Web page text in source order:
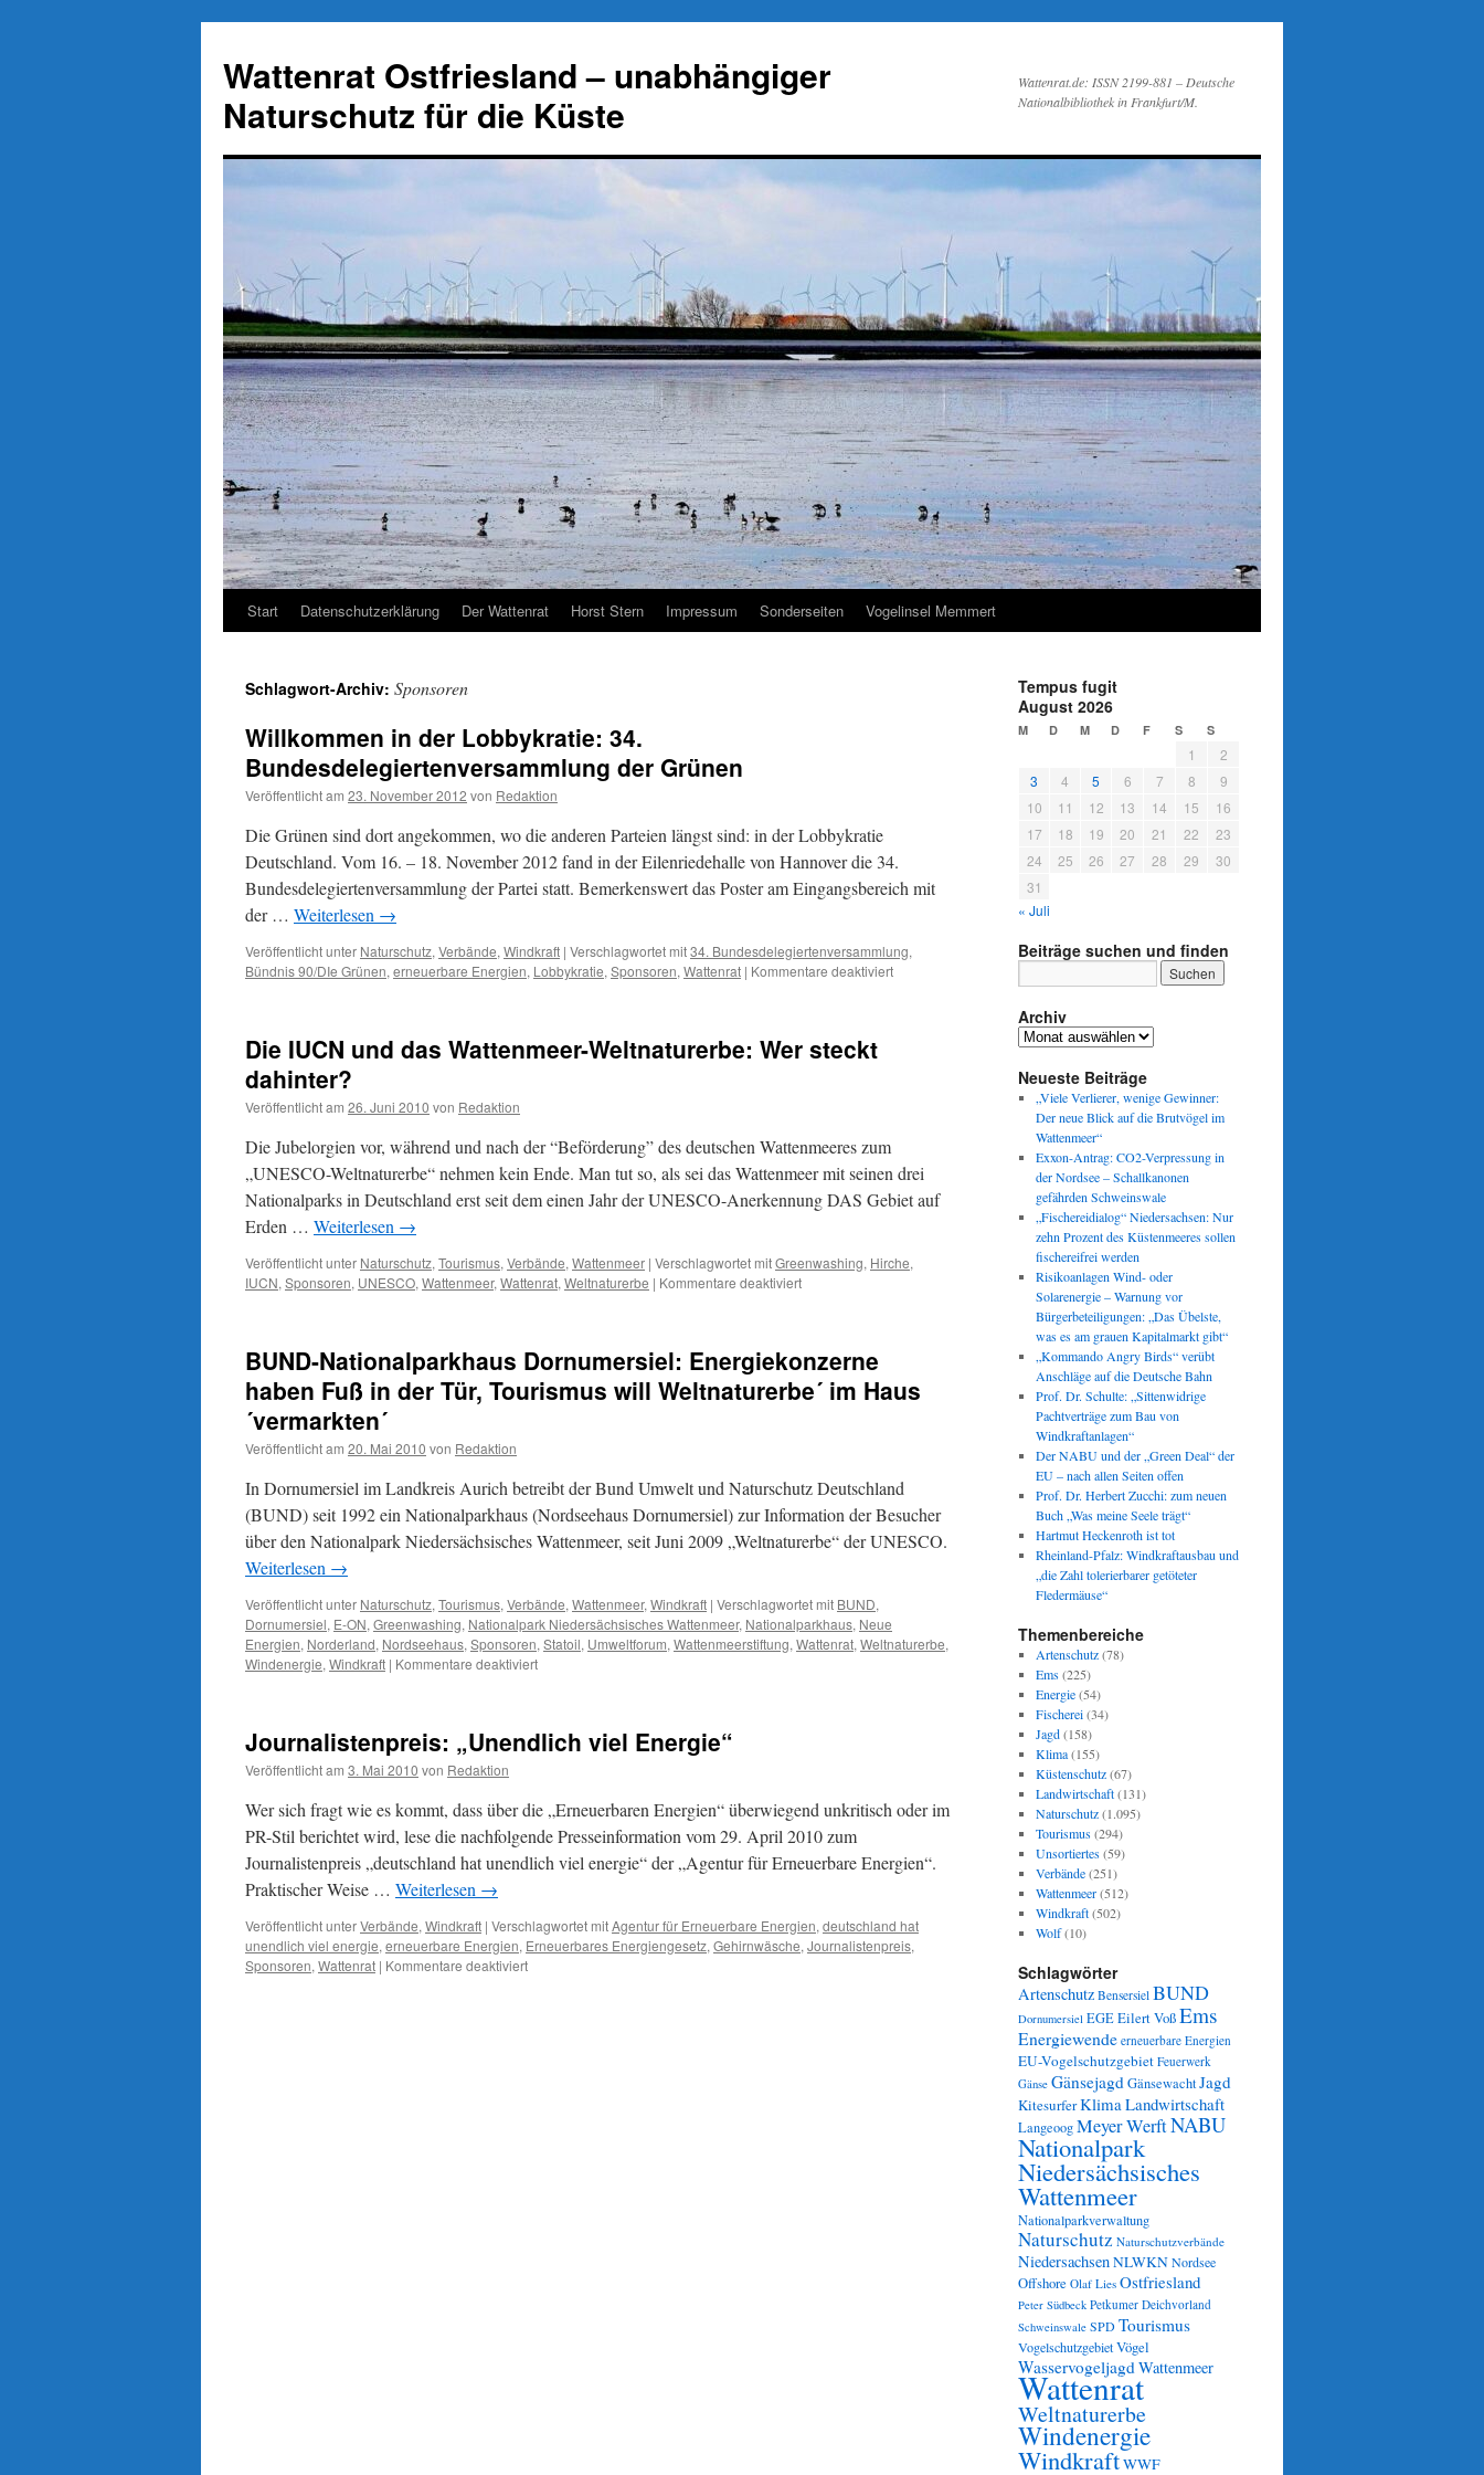
springen
Wattenrat Ostfriesland – unabhängiger
Naturschutz für die Küste
Wattenrat.de: ISSN 2199-881 – Deutsche
Nationalbibliothek in Frankfurt/M.
Start Datenschutzerklärung Der Wattenrat Horst Stern Impressum Sonderseiten Vogelinsel Memmert
Schlagwort-Archiv: Sponsoren
Willkommen in der Lobbykratie: 34.
Bundesdelegiertenversammlung der Grünen
Veröffentlicht am 23. November 2012 von Redaktion
Die Grünen sind dort angekommen, wo die anderen Parteien längst sind: in der Lobbykratie
Deutschland. Vom 16. – 18. November 2012 fand in der Eilenriedehalle von Hannover die 34.
Bundesdelegiertenversammlung der Partei statt. Bemerkenswert das Poster am Eingangsbereich mit
der … Weiterlesen →
Veröffentlicht unter Naturschutz, Verbände, Windkraft | Verschlagwortet mit34. Bundesdelegiertenversammlung,
Bündnis 90/DIe Grünen, erneuerbare Energien, Lobbykratie, Sponsoren, Wattenrat | Kommentare deaktiviertfür
Bundesdelegiertenversammlung
Die IUCN und das Wattenmeer-Weltnaturerbe: Wer steckt
dahinter?
Veröffentlicht am 26. Juni 2010 von Redaktion
Die Jubelorgien vor, während und nach der “Beförderung” des deutschen Wattenmeeres zum
„UNESCO-Weltnaturerbe“ nehmen kein Ende. Man tut so, als sei das Wattenmeer mit seinen drei
Nationalparks in Deutschland erst seit dem einen Jahr der UNESCO-Anerkennung DAS Gebiet auf
Erden … Weiterlesen →
Veröffentlicht unter Naturschutz, Tourismus, Verbände, Wattenmeer | Verschlagwortet mitGreenwashing, Hirche,
IUCN, Sponsoren, UNESCO, Wattenmeer, Wattenrat, Weltnaturerbe | Kommentare deaktiviertfür
das
Wattenmeer-
Weltnaturerbe:
BUND-Nationalparkhaus Dornumersiel: Energiekonzerne
haben Fuß in der Tür, Tourismus will Weltnaturerbe´ im Haus
´vermarkten´
Veröffentlicht am 20. Mai 2010 von Redaktion
In Dornumersiel im Landkreis Aurich betreibt der Bund Umwelt und Naturschutz Deutschland
(BUND) seit 1992 ein Nationalparkhaus (Nordseehaus Dornumersiel) zur Information der Besucher
über den Nationalpark Niedersächsisches Wattenmeer, seit Juni 2009 „Weltnaturerbe“ der UNESCO.
Weiterlesen →
Veröffentlicht unter Naturschutz, Tourismus, Verbände, Wattenmeer, Windkraft | Verschlagwortet mit BUND,
Dornumersiel, E-ON, Greenwashing, Nationalpark Niedersächsisches Wattenmeer, Nationalparkhaus, Neue
Energien, Norderland, Nordseehaus, Sponsoren, Statoil, Umweltforum, Wattenmeerstiftung, Wattenrat, Weltnaturerbe,
Windenergie, Windkraft | Kommentare deaktiviertfür
Energiekonzerne
der
Tür,
Tourismus
´
im
Journalistenpreis: „Unendlich viel Energie“
Veröffentlicht am 3. Mai 2010 von Redaktion
Wer sich fragt wie es kommt, dass über die „Erneuerbaren Energien“ überwiegend unkritisch oder im
PR-Stil berichtet wird, lese die nachfolgende Presseinformation vom 29. April 2010 zum
Journalistenpreis „deutschland hat unendlich viel energie“ der „Agentur für Erneuerbare Energien“.
Praktischer Weise … Weiterlesen →
Veröffentlicht unterVerbände, Windkraft | Verschlagwortet mitAgentur für Erneuerbare Energien, deutschland hat
unendlich viel energie, erneuerbare Energien, Erneuerbares Energiengesetz, Gehirnwäsche, Journalistenpreis,
Sponsoren, Wattenrat | Kommentare deaktiviertfür
Tempus fugit
August 2026
M D M D F S S
1
2
3
4 5 6 7 8
9
10
11 12 13 14 15
16
17
18 19 20 21 22
23
24
25 26 27 28 29
30
31
« Juli
Beiträge suchen und finden
Archiv
Archiv
Neueste Beiträge
„Viele Verlierer, wenige Gewinner:
Der neue Blick auf die Brutvögel im
Wattenmeer“
Exxon-Antrag: CO2-Verpressung in
der Nordsee – Schallkanonen
gefährden Schweinswale
„Fischereidialog“ Niedersachsen: Nur
zehn Prozent des Küstenmeeres sollen
fischereifrei werden
Risikoanlagen Wind- oder
Solarenergie – Warnung vor
Bürgerbeteiligungen: „Das Übelste,
was es am grauen Kapitalmarkt gibt“
„Kommando Angry Birds“ verübt
Anschläge auf die Deutsche Bahn
Prof. Dr. Schulte: „Sittenwidrige
Pachtverträge zum Bau von
Windkraftanlagen“
Der NABU und der „Green Deal“ der
EU – nach allen Seiten offen
Prof. Dr. Herbert Zucchi: zum neuen
Buch „Was meine Seele trägt“
Hartmut Heckenroth ist tot
Rheinland-Pfalz: Windkraftausbau und
„die Zahl tolerierbarer getöteter
Fledermäuse“
Themenbereiche
Artenschutz(78)
Ems(225)
Energie(54)
Fischerei(34)
Jagd(158)
Klima(155)
Küstenschutz(67)
Landwirtschaft(131)
Naturschutz(1.095)
Tourismus(294)
Unsortiertes(59)
Verbände(251)
Wattenmeer(512)
Windkraft(502)
Wolf(10)
Schlagwörter
Artenschutz Bensersiel BUND
Dornumersiel EGEEilert VoßEms
Energiewende erneuerbare Energien
EU-Vogelschutzgebiet Feuerwerk
Gänse GänsejagdGänsewachtJagd
KitesurferKlimaLandwirtschaft
LangeoogMeyer WerftNABU
Nationalpark
Niedersächsisches
Wattenmeer
Nationalparkverwaltung
Naturschutz Naturschutzverbände
NiedersachsenNLWKNNordsee
Offshore Olaf Lies Ostfriesland
Peter Südbeck Petkumer Deichvorland
Schweinswale SPDTourismus
VogelschutzgebietVögel
WasservogeljagdWattenmeer
Wattenrat
Weltnaturerbe
Windenergie
WindkraftWWF